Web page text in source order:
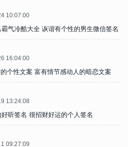
10:07:00
气冷酷大全 诙谐有个性的男生微信签名
16:04:00
个性文案 富有情节感动人的暗恋文案
13:24:08
听签名 很招财好运的个人签名
09:27:09